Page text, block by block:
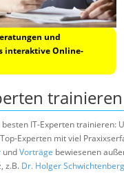
und
interaktive Online-
trainieren
besten IT-Experten trainieren:
Experten mit viel
undVorträge bewiesenen
z.B. Dr. Holger Schwichtenberg